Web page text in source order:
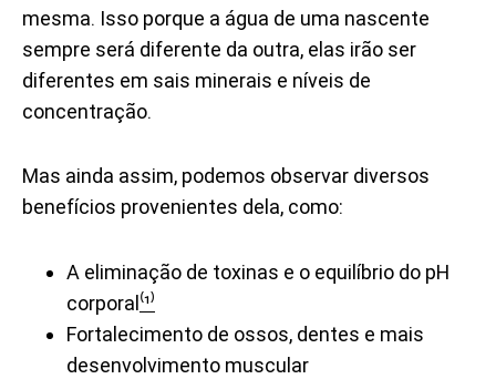
mesma. Isso porque a água de uma nascente
sempre será diferente da outra, elas irão ser
diferentes em sais minerais e níveis de
concentração.
Mas ainda assim, podemos observar diversos
benefícios provenientes dela, como:
A eliminação de toxinas e o equilíbrio do pH
corporal ⁽¹⁾
Fortalecimento de ossos, dentes e mais
desenvolvimento muscular